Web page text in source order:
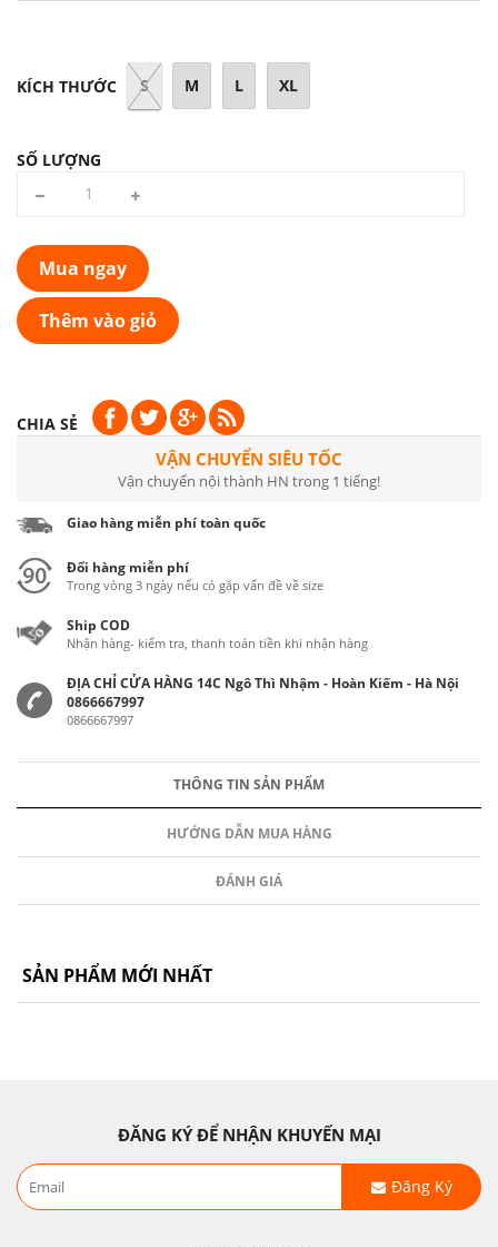
KÍCH THƯỚC S M L XL
SỐ LƯỢNG
Mua ngay
Thêm vào giỏ
CHIA SẺ
VẬN CHUYỂN SIÊU TỐC
Vận chuyển nội thành HN trong 1 tiếng!
Giao hàng miễn phí toàn quốc
Đổi hàng miễn phí
Trong vòng 3 ngày nếu có gặp vấn đề về size
Ship COD
Nhận hàng- kiểm tra, thanh toán tiền khi nhận hàng
ĐỊA CHỈ CỬA HÀNG 14C Ngô Thì Nhậm - Hoàn Kiếm - Hà Nội
0866667997
0866667997
THÔNG TIN SẢN PHẨM
HƯỚNG DẪN MUA HÀNG
ĐÁNH GIÁ
SẢN PHẨM MỚI NHẤT
ĐĂNG KÝ ĐỂ NHẬN KHUYẾN MẠI
Đăng Ký